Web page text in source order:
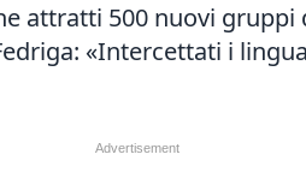
attratti 500 nuovi gruppi
«Intercettati i